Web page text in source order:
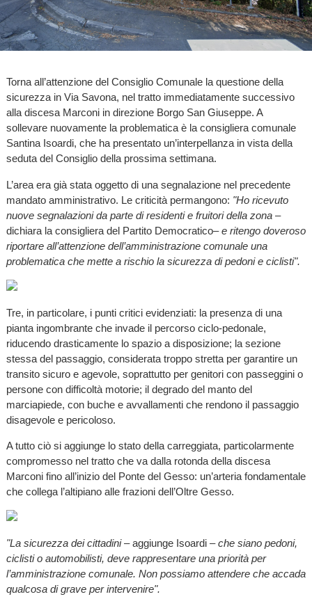
Torna all’attenzione del Consiglio Comunale la questione della
sicurezza in Via Savona, nel tratto immediatamente successivo
alla discesa Marconi in direzione Borgo San Giuseppe. A
sollevare nuovamente la problematica è la consigliera comunale
Santina Isoardi, che ha presentato un’interpellanza in vista della
seduta del Consiglio della prossima settimana.
L’area era già stata oggetto di una segnalazione nel precedente
mandato amministrativo. Le criticità permangono: "Ho ricevuto
nuove segnalazioni da parte di residenti e fruitori della zona–
dichiara la consigliera del Partito Democratico–e ritengo doveroso
riportare all’attenzione dell’amministrazione comunale una
problematica che mette a rischio la sicurezza di pedoni e ciclisti".
Tre, in particolare, i punti critici evidenziati: la presenza di una
pianta ingombrante che invade il percorso ciclo-pedonale,
riducendo drasticamente lo spazio a disposizione; la sezione
stessa del passaggio, considerata troppo stretta per garantire un
transito sicuro e agevole, soprattutto per genitori con passeggini o
persone con difficoltà motorie; il degrado del manto del
marciapiede, con buche e avvallamenti che rendono il passaggio
disagevole e pericoloso.
A tutto ciò si aggiunge lo stato della carreggiata, particolarmente
compromesso nel tratto che va dalla rotonda della discesa
Marconi fino all’inizio del Ponte del Gesso: un’arteria fondamentale
che collega l’altipiano alle frazioni dell’Oltre Gesso.
"La sicurezza dei cittadini– aggiunge Isoardi –che siano pedoni,
ciclisti o automobilisti, deve rappresentare una priorità per
l’amministrazione comunale. Non possiamo attendere che accada
qualcosa di grave per intervenire".